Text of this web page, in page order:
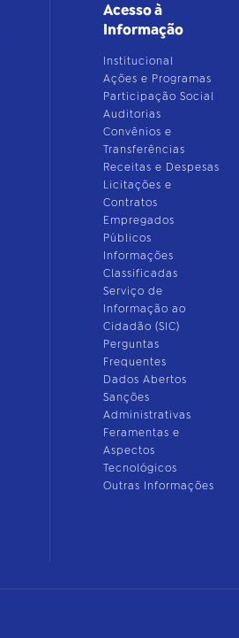
Acesso à
Informação
Institucional
Ações e Programas
Participação Social
Auditorias
Convênios e
Transferências
Receitas e Despesas
Licitações e
Contratos
Empregados
Públicos
Informações
Classificadas
Serviço de
Informação ao
Cidadão (SIC)
Perguntas
Frequentes
Dados Abertos
Sanções
Administrativas
Feramentas e
Aspectos
Tecnológicos
Outras Informações